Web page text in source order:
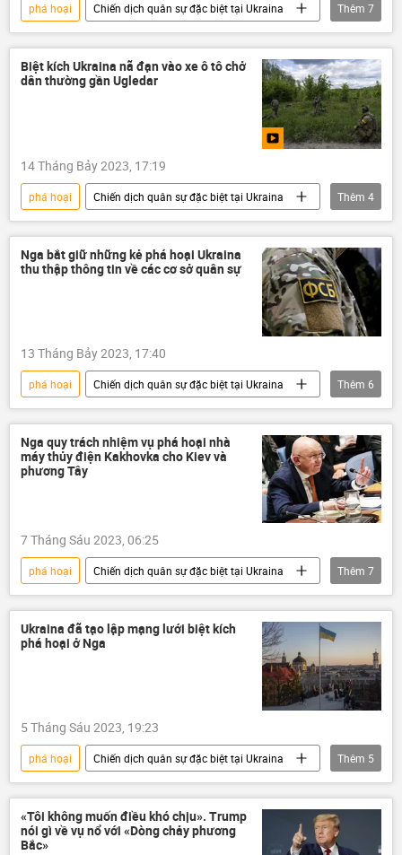
phá hoại
Chiến dịch quân sự đặc biệt tại Ukraina
Hoa Kỳ
Ukraina
Cuộc khủng hoảng ở Ukraina
Kinh tế
Châu Âu
Afghanistan Thế giới
Thêm 7
Biệt kích Ukraina nã đạn vào xe ô tô chở
dân thường gần Ugledar
14 Tháng Bảy 2023, 17:19
phá hoại
Chiến dịch quân sự đặc biệt tại Ukraina
Ukraina
Cuộc khủng hoảng ở Ukraina
xung đột quân sự
Thế giới
Thêm 4
Nga bắt giữ những kẻ phá hoại Ukraina
thu thập thông tin về các cơ sở quân sự
13 Tháng Bảy 2023, 17:40
phá hoại
Chiến dịch quân sự đặc biệt tại Ukraina
FSB
Ukraina
Cuộc khủng hoảng ở Ukraina
Nga
xung đột quân sự
Thế giới
Thêm 6
Nga quy trách nhiệm vụ phá hoại nhà
máy thủy điện Kakhovka cho Kiev và
phương Tây
7 Tháng Sáu 2023, 06:25
phá hoại
Chiến dịch quân sự đặc biệt tại Ukraina
Ukraina
Nga
nhà máy thủy điện
Hội đồng Bảo an LHQ
Vasily Nebenzya
Thế giới
Thêm 7
Ukraina đã tạo lập mạng lưới biệt kích
phá hoại ở Nga
5 Tháng Sáu 2023, 19:23
phá hoại
Chiến dịch quân sự đặc biệt tại Ukraina
Nga
Ukraina
Cuộc khủng hoảng ở Ukraina
Thế giới
xung đột quân sự
Thêm 5
«Tôi không muốn điều khó chịu». Trump
nói gì về vụ nổ với «Dòng chảy phương
Bắc»